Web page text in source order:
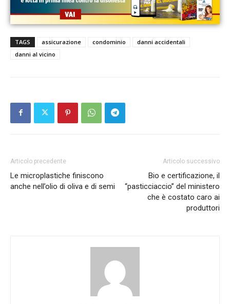
TAGS assicurazione condominio
danni accidentali
danni al vicino
Articolo precedente
Le microplastiche finiscono
anche nell’olio di oliva e di semi
Articolo successivo
Bio e certificazione, il
“pasticciaccio” del ministero
che è costato caro ai
produttori